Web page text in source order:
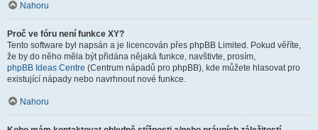
Nahoru
Proč ve fóru není funkce XY?
Tento software byl napsán a je licencován přes phpBB Limited. Pokud věříte,
že by do něho měla být přidána nějaká funkce, navštivte, prosím,
phpBB Ideas Centre (Centrum nápadů pro phpBB), kde můžete hlasovat pro
existující nápady nebo navrhnout nové funkce.
Nahoru